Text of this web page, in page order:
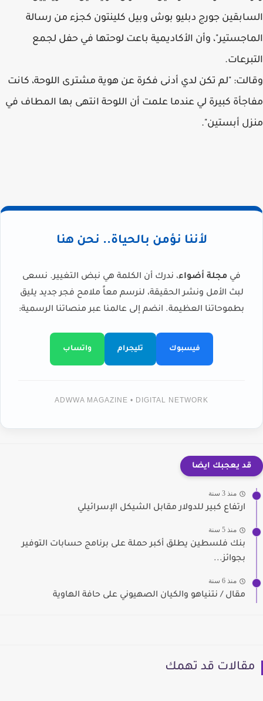
السابقين جورج دبليو بوش وبيل كلينتون كجزء من رسالة
الماجستير"، وأن الأكاديمية باعت لوحتها في حفل لجمع
التبرعات.
وقالت: "لم تكن لدي أدنى فكرة عن هوية مشترى اللوحة، كانت
مفاجأة كبيرة لي عندما علمت أن اللوحة انتهى بها المطاف في
منزل أبستين".
لأننا نؤمن بالحياة.. نحن هنا
في مجلة أضواء، ندرك أن الكلمة هي نبض التغيير. نسعى
لبث الأمل ونشر الحقيقة، لنرسم معاً ملامح فجر جديد يليق
بطموحاتنا العظيمة. انضم إلى عالمنا عبر منصاتنا الرسمية:
فيسبوك تليجرام واتساب
ADWWA MAGAZINE • DIGITAL NETWORK
قد يعجبك ايضا
منذ 3 سنة
ارتفاع كبير للدولار مقابل الشيكل الإسرائيلي
منذ 5 سنة
بنك فلسطين يطلق أكبر حملة على برنامج حسابات التوفير
بجوائز...
منذ 6 سنة
مقال / نتنياهو والكيان الصهيوني على حافة الهاوية
مقالات قد تهمك